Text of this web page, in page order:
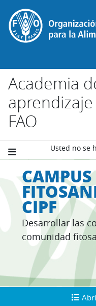
Salta al contenido
Academia
FAO
Usted no se
CAMPUS
CIPF
Desarrollar las
comunidad
Abrir